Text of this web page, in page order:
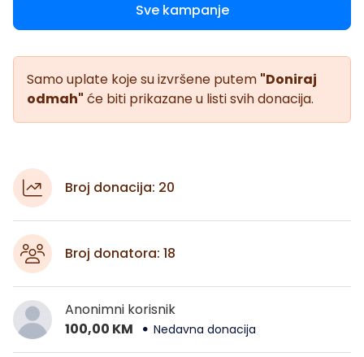
Sve kampanje
Samo uplate koje su izvršene putem "Doniraj
odmah" će biti prikazane u listi svih donacija.
Broj donacija: 20
Broj donatora: 18
Anonimni korisnik
100,00 KM
Nedavna donacija